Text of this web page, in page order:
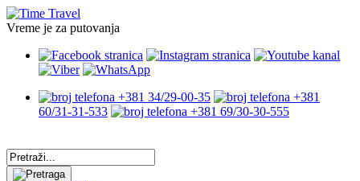
Vreme je za putovanja
+381 34/29-00-35
+381
60/31-31-533
+381 69/30-30-555